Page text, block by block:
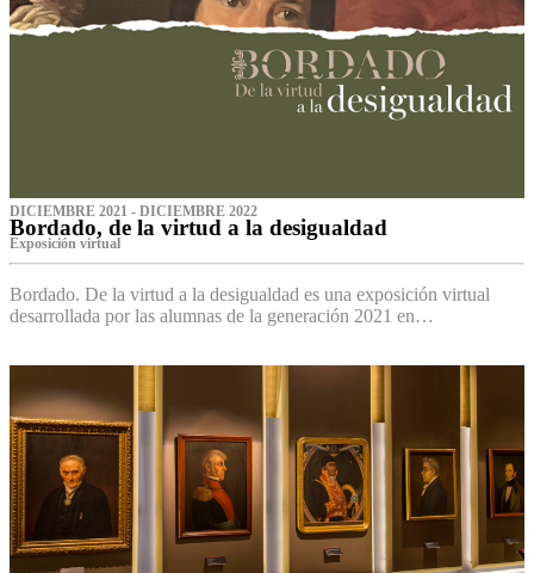
DICIEMBRE 2021 - DICIEMBRE 2022
Bordado, de la virtud a la desigualdad
Exposición virtual‌
Bordado. De la virtud a la desigualdad es una exposición virtual
desarrollada por las alumnas de la generación 2021 en…